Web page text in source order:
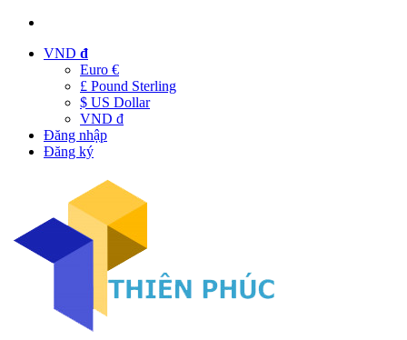
VND đ
Euro €
£ Pound Sterling
$ US Dollar
VND đ
Đăng nhập
Đăng ký